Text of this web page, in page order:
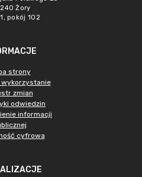
Żory
pokój 102
strony
wykorzystanie
zmian
odwiedzin
informacji
cyfrowa